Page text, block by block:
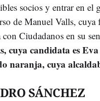
socios y entrar en
de Manuel Valls, cuya
Ciudadanos en su
cuya candidata es
naranja, cuya
SÁNCHEZ